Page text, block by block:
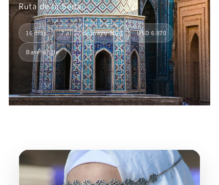
Ruta de la Seda.
16 días 7 al 22 de mayo 2026 USD 6.870
Base single